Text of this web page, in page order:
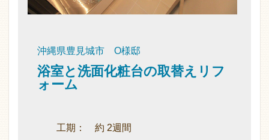
沖縄県豊見城市 O様邸
浴室と洗面化粧台の取替えリフ
ォーム
工期： 約 2週間